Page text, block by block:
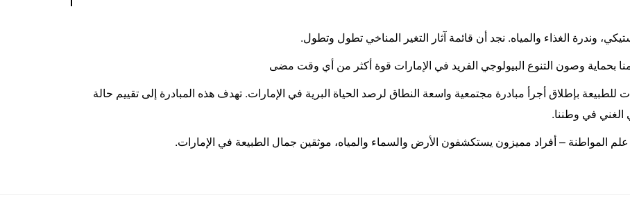
وندرة الغذاء والمياه. نجد أن قائمة آثار التغير المناخي تطول وتطول.
بحماية وصون التنوع البيولوجي الفريد في الإمارات قوة أكثر من أي وقت مضى
بإطلاق أجرأ مبادرة مجتمعية واسعة النطاق لرصد الحياة البرية في الإمارات. تهدف هذه المبادرة إلى تقييم حالة
الغني في وطننا.
علم المواطنة – أفراد مميزون يستكشفون الأرض والسماء والمياه، موثقين جمال الطبيعة في الإمارات.